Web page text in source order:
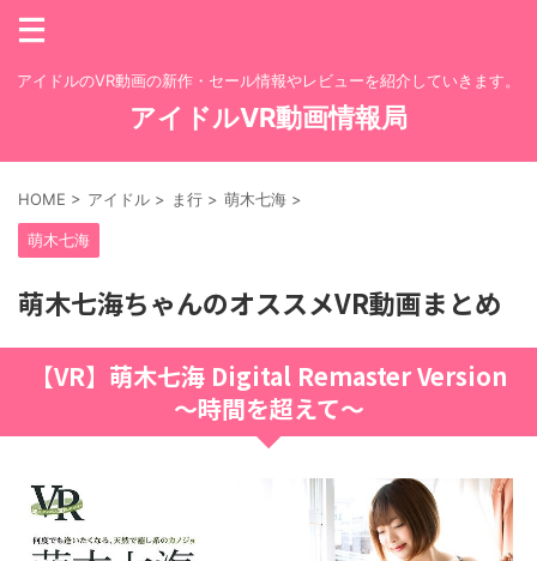
アイドルのVR動画の新作・セール情報やレビューを紹介していきます。
アイドルVR動画情報局
HOME > アイドル > ま行 > 萌木七海 >
萌木七海
萌木七海ちゃんのオススメVR動画まとめ
【VR】萌木七海 Digital Remaster Version
～時間を超えて～